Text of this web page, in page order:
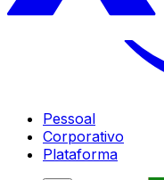
Pessoal
Corporativo
Plataforma